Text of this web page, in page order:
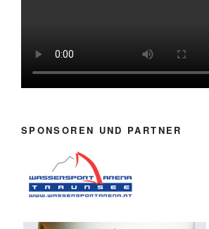
SPONSOREN UND PARTNER